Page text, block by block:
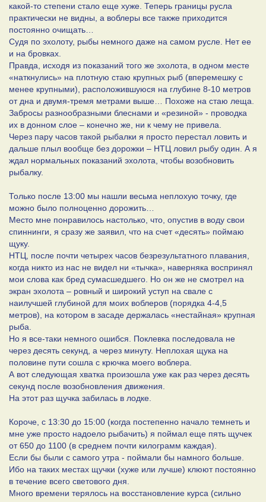
какой-то степени стало еще хуже. Теперь границы русла
практически не видны, а воблеры все также приходится
постоянно очищать…
Судя по эхолоту, рыбы немного даже на самом русле. Нет ее
и на бровках.
Правда, исходя из показаний того же эхолота, в одном месте
«наткнулись» на плотную стаю крупных рыб (вперемешку с
менее крупными), расположившуюся на глубине 8-10 метров
от дна и двумя-тремя метрами выше… Похоже на стаю леща.
Забросы разнообразными блеснами и «резиной» - проводка
их в донном слое – конечно же, ни к чему не привела.
Через пару часов такой рыбалки я просто перестал ловить и
дальше плыл вообще без дорожки – НТЦ ловил рыбу один. А я
ждал нормальных показаний эхолота, чтобы возобновить
рыбалку.
Только после 13:00 мы нашли весьма неплохую точку, где
можно было полноценно дорожить…
Место мне понравилось настолько, что, опустив в воду свои
спиннинги, я сразу же заявил, что на счет «десять» поймаю
щуку.
НТЦ, после почти четырех часов безрезультатного плавания,
когда никто из нас не видел ни «тычка», наверняка воспринял
мои слова как бред сумасшедшего. Но он же не смотрел на
экран эхолота – ровный и широкий уступ на свале с
наилучшей глубиной для моих воблеров (порядка 4-4,5
метров), на котором в засаде держалась «нестайная» крупная
рыба.
Но я все-таки немного ошибся. Поклевка последовала не
через десять секунд, а через минуту. Неплохая щука на
половине пути сошла с крючка моего воблера.
А вот следующая хватка произошла уже как раз через десять
секунд после возобновления движения.
На этот раз щучка забилась в лодке.
Короче, с 13:30 до 15:00 (когда постепенно начало темнеть и
мне уже просто надоело рыбачить) я поймал еще пять щучек
от 650 до 1100 (в среднем почти килограмм каждая).
Если бы были с самого утра - поймали бы намного больше.
Ибо на таких местах щучки (хуже или лучше) клюют постоянно
в течение всего светового дня.
Много времени терялось на восстановление курса (сильно